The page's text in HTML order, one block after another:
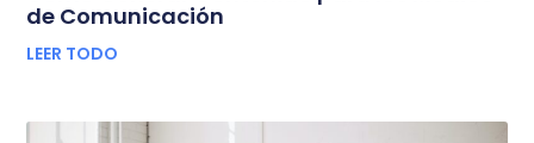
de Comunicación
LEER TODO